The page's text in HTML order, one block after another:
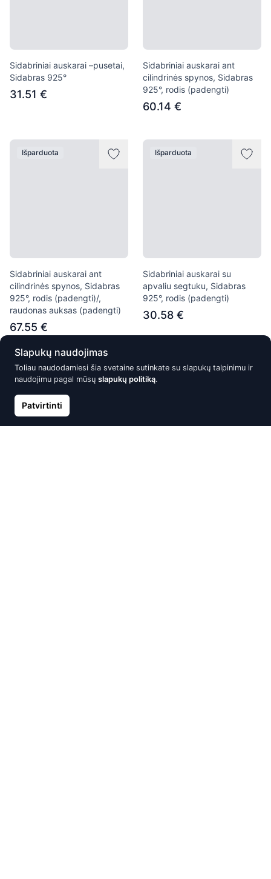
Sidabriniai auskarai –pusetai,
Sidabras 925°
31.51 €
Sidabriniai auskarai ant
cilindrinės spynos, Sidabras
925°, rodis (padengti)
60.14 €
Išparduota
Sidabriniai auskarai ant
cilindrinės spynos, Sidabras
925°, rodis (padengti)/,
raudonas auksas (padengti)
67.55 €
Išparduota
Sidabriniai auskarai su
apvaliu segtuku, Sidabras
925°, rodis (padengti)
30.58 €
Išparduota Išparduota
Slapukų naudojimas
Toliau naudodamiesi šia svetaine sutinkate su slapukų talpinimu ir
naudojimu pagal mūsų slapukų politiką.
Patvirtinti